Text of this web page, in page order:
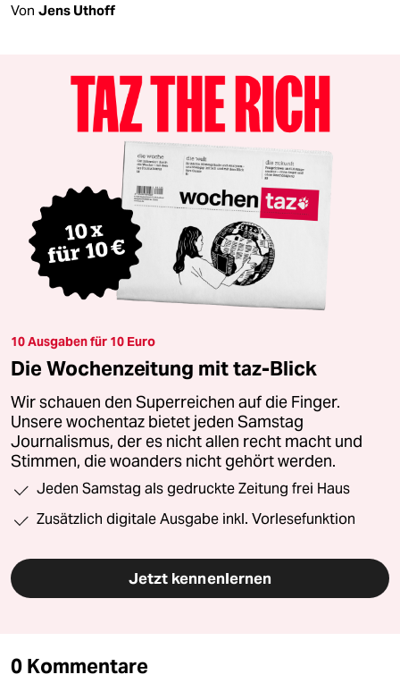
Von Jens Uthoff
10 Ausgaben für 10 Euro
Die Wochenzeitung mit taz-Blick
Wir schauen den Superreichen auf die Finger.
Unsere wochentaz bietet jeden Samstag
Journalismus, der es nicht allen recht macht und
Stimmen, die woanders nicht gehört werden.
Jeden Samstag als gedruckte Zeitung frei Haus
Zusätzlich digitale Ausgabe inkl. Vorlesefunktion
Jetzt kennenlernen
0 Kommentare